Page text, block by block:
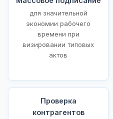
для значительной
экономии рабочего
времени при
визировании типовых
актов
Проверка
контрагентов